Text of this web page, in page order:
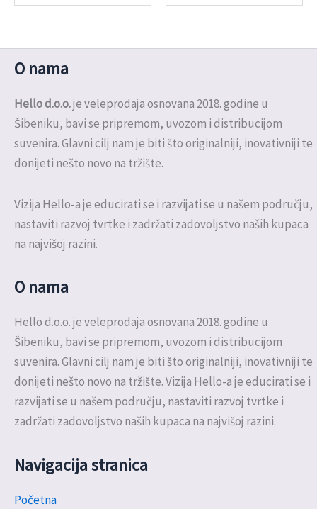
O nama
Hello d.o.o.je veleprodaja osnovana 2018. godine u
Šibeniku, bavi se pripremom, uvozom i distribucijom
suvenira. Glavni cilj nam je biti što originalniji, inovativniji te
donijeti nešto novo na tržište.
Vizija Hello-a je educirati se i razvijati se u našem području,
nastaviti razvoj tvrtke i zadržati zadovoljstvo naših kupaca
na najvišoj razini.
O nama
Hello d.o.o. je veleprodaja osnovana 2018. godine u
Šibeniku, bavi se pripremom, uvozom i distribucijom
suvenira. Glavni cilj nam je biti što originalniji, inovativniji te
donijeti nešto novo na tržište. Vizija Hello-a je educirati se i
razvijati se u našem području, nastaviti razvoj tvrtke i
zadržati zadovoljstvo naših kupaca na najvišoj razini.
Navigacija stranica
Početna